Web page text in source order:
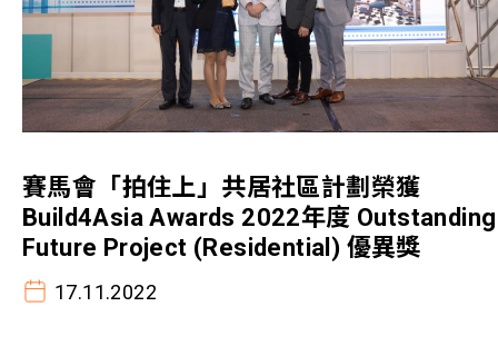
賽馬會「拍住上」共居社區計劃榮獲
Build4Asia Awards 2022年度 Outstanding
Future Project (Residential) 優異獎
17.11.2022